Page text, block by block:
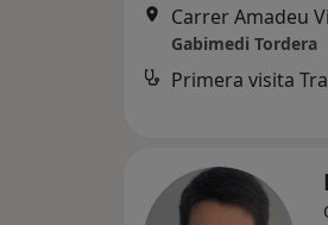
Carrer Amadeu
Gabimedi Tordera